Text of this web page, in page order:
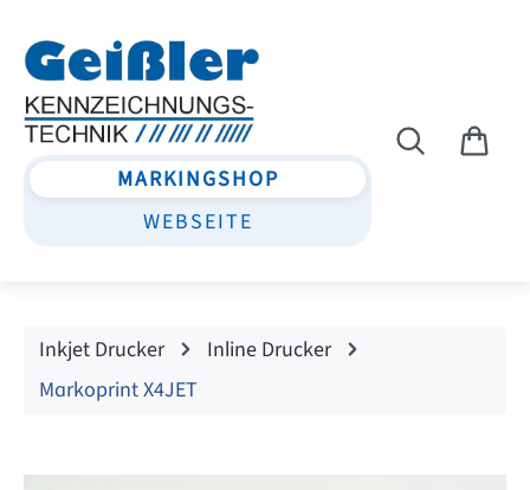
MARKINGSHOP
WEBSEITE
Inkjet Drucker
Inline Drucker
Markoprint X4JET
Bildergalerie überspringen